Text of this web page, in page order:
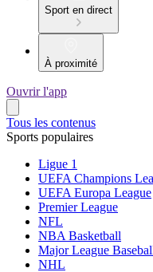
Sport en direct
À proximité
Ouvrir l'app
Tous les contenus
Sports populaires
Ligue 1
UEFA Champions
UEFA Europa League
Premier League
NFL
NBA Basketball
Major League
NHL